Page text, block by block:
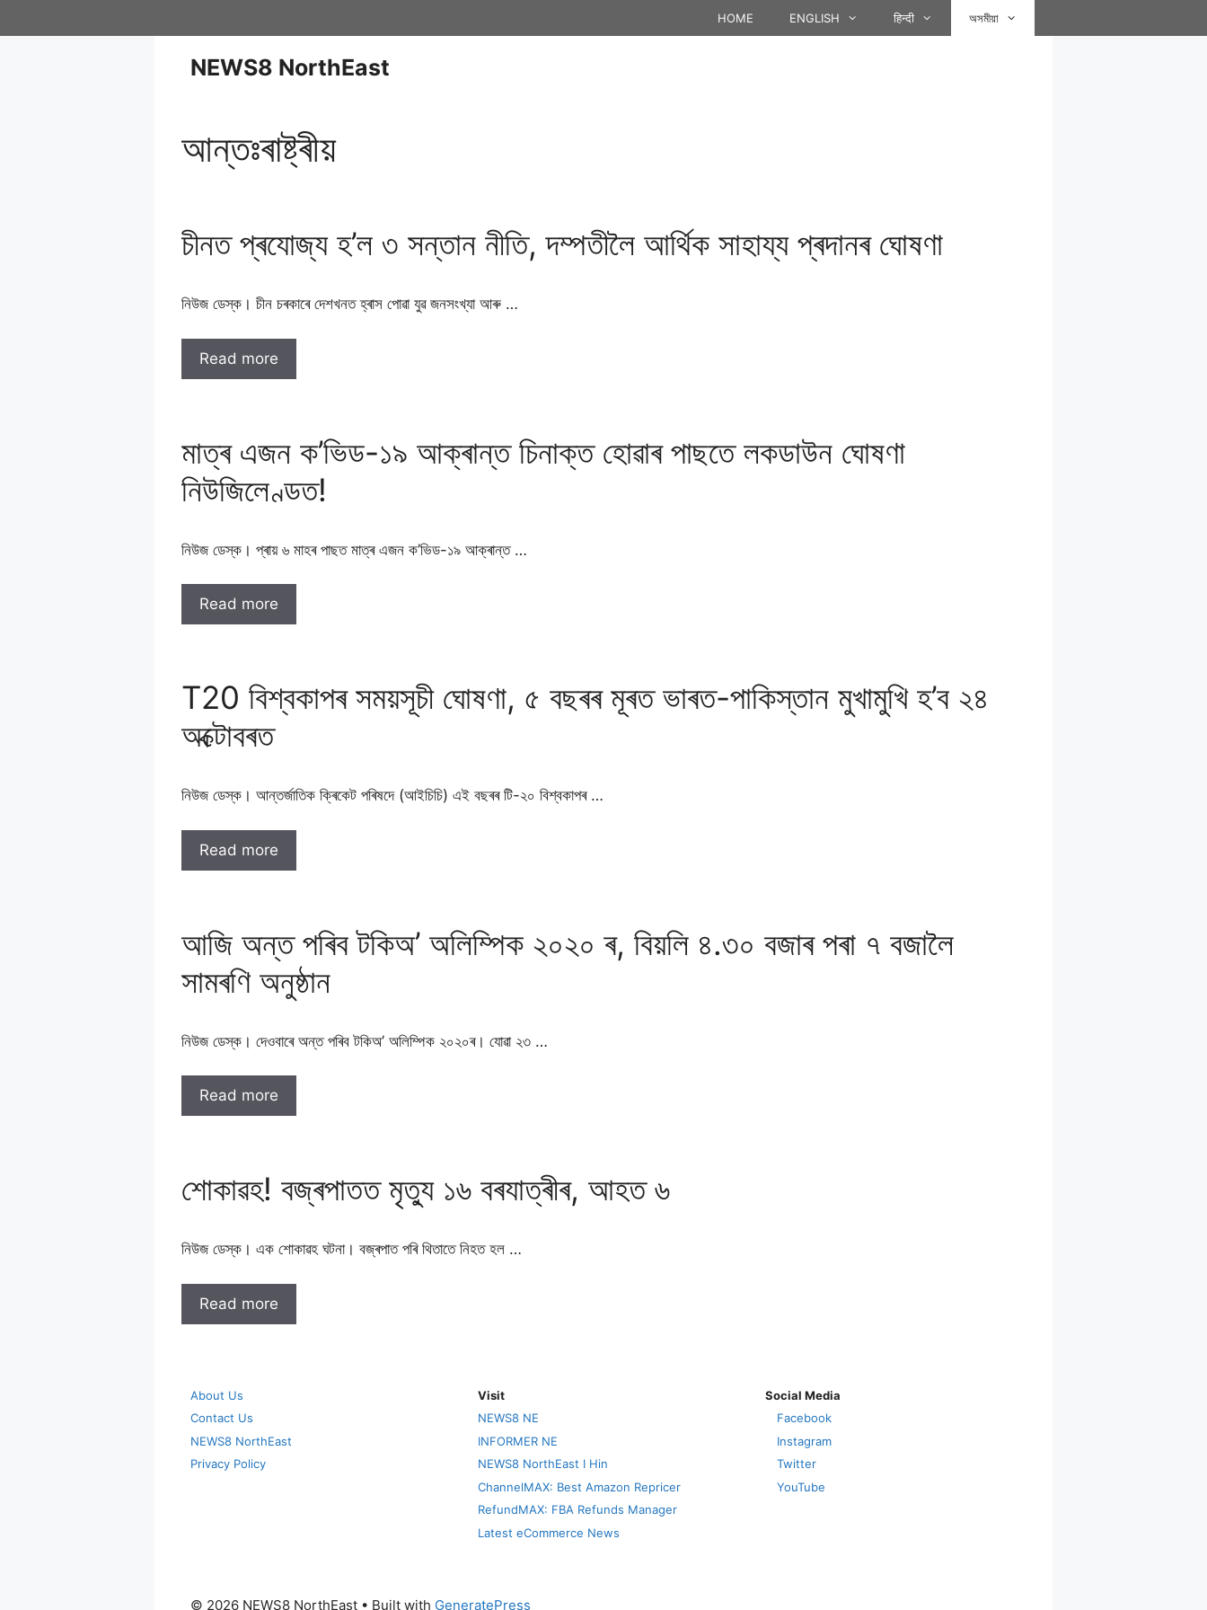
HOME ENGLISH हिन्दी অসমীয়া
NEWS8 NorthEast
আন্তঃৰাষ্ট্ৰীয়
চীনত প্ৰযোজ্য হ’ল ৩ সন্তান নীতি, দম্পতীলৈ আৰ্থিক সাহায্য প্ৰদানৰ ঘােষণা
নিউজ ডেস্ক। চীন চৰকাৰে দেশখনত হ্ৰাস পোৱা যুৱ জনসংখ্যা আৰু …
Read more
মাত্ৰ এজন ক’ভিড-১৯ আক্ৰান্ত চিনাক্ত হােৱাৰ পাছতে লকডাউন ঘােষণা
নিউজিলেণ্ডত!
নিউজ ডেস্ক। প্ৰায় ৬ মাহৰ পাছত মাত্ৰ এজন ক’ভিড-১৯ আক্ৰান্ত …
Read more
T20 বিশ্বকাপৰ সময়সূচী ঘোষণা, ৫ বছৰৰ মূৰত ভাৰত-পাকিস্তান মুখামুখি হ’ব ২৪
অক্টোবৰত
নিউজ ডেস্ক। আন্তৰ্জাতিক ক্ৰিকেট পৰিষদে (আইচিচি) এই বছৰৰ টি-২০ বিশ্বকাপৰ …
Read more
আজি অন্ত পৰিব টকিঅ’ অলিম্পিক ২০২০ ৰ, বিয়লি ৪.৩০ বজাৰ পৰা ৭ বজালৈ
সামৰণি অনুষ্ঠান
নিউজ ডেস্ক। দেওবাৰে অন্ত পৰিব টকিঅ’ অলিম্পিক ২০২০ৰ। যোৱা ২৩ …
Read more
শােকাৱহ! বজ্ৰপাতত মৃত্যু ১৬ বৰযাত্ৰীৰ, আহত ৬
নিউজ ডেস্ক। এক শোকাৱহ ঘটনা। বজ্ৰপাত পৰি থিতাতে নিহত হল …
Read more
About Us
Contact Us
NEWS8 NorthEast
Privacy Policy
Visit
NEWS8 NE
INFORMER NE
NEWS8 NorthEast I Hin
ChannelMAX: Best Amazon Repricer
RefundMAX: FBA Refunds Manager
Latest eCommerce News
Social Media
Facebook
Instagram
Twitter
YouTube
© 2026 NEWS8 NorthEast • Built with GeneratePress